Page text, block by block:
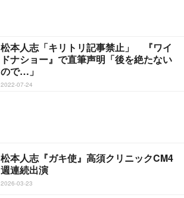
松本人志「キリトリ記事禁止」 『ワイ
ドナショー』で直筆声明「後を絶たない
ので…」
2022-07-24
松本人志『ガキ使』高須クリニックCM4
週連続出演
2026-03-23